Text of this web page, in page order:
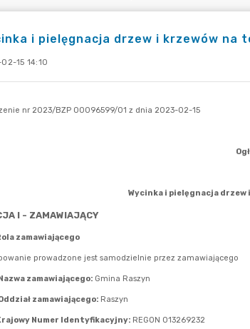
i pielęgnacja drzew i krzewów na
15 14:10